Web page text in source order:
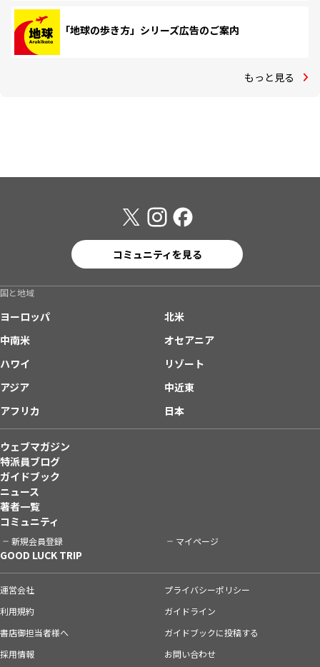
「地球の歩き方」シリーズ広告のご案内
もっと見る
コミュニティを見る
国と地域
ヨーロッパ
北米
中南米
オセアニア
ハワイ
リゾート
アジア
中近東
アフリカ
日本
ウェブマガジン
特派員ブログ
ガイドブック
ニュース
著者一覧
コミュニティ
新規会員登録 マイページ
GOOD LUCK TRIP
運営会社
プライバシーポリシー
利用規約
ガイドライン
書店御担当者様へ
ガイドブックに投稿する
採用情報
お問い合わせ